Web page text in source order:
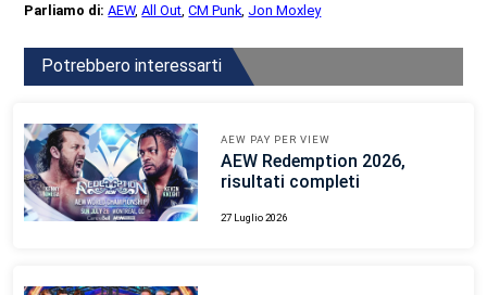
Parliamo di:AEW,All Out ,CM Punk Jon Moxley
Potrebbero interessarti
AEW PAY PER VIEW
AEW Redemption 2026,
risultati completi
27 Luglio 2026